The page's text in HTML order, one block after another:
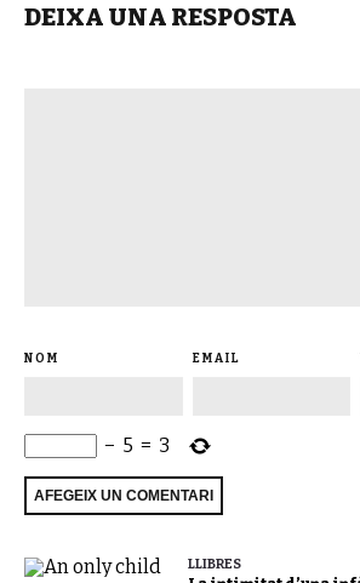
DEIXA UNA RESPOSTA
NOM EMAIL
− 5 = 3
LLIBRES